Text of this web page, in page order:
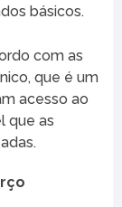
básicos.
com as
que é um
acesso ao
que as